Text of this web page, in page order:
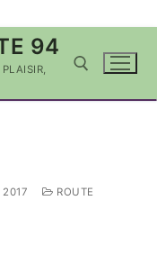
94
2017
ROUTE